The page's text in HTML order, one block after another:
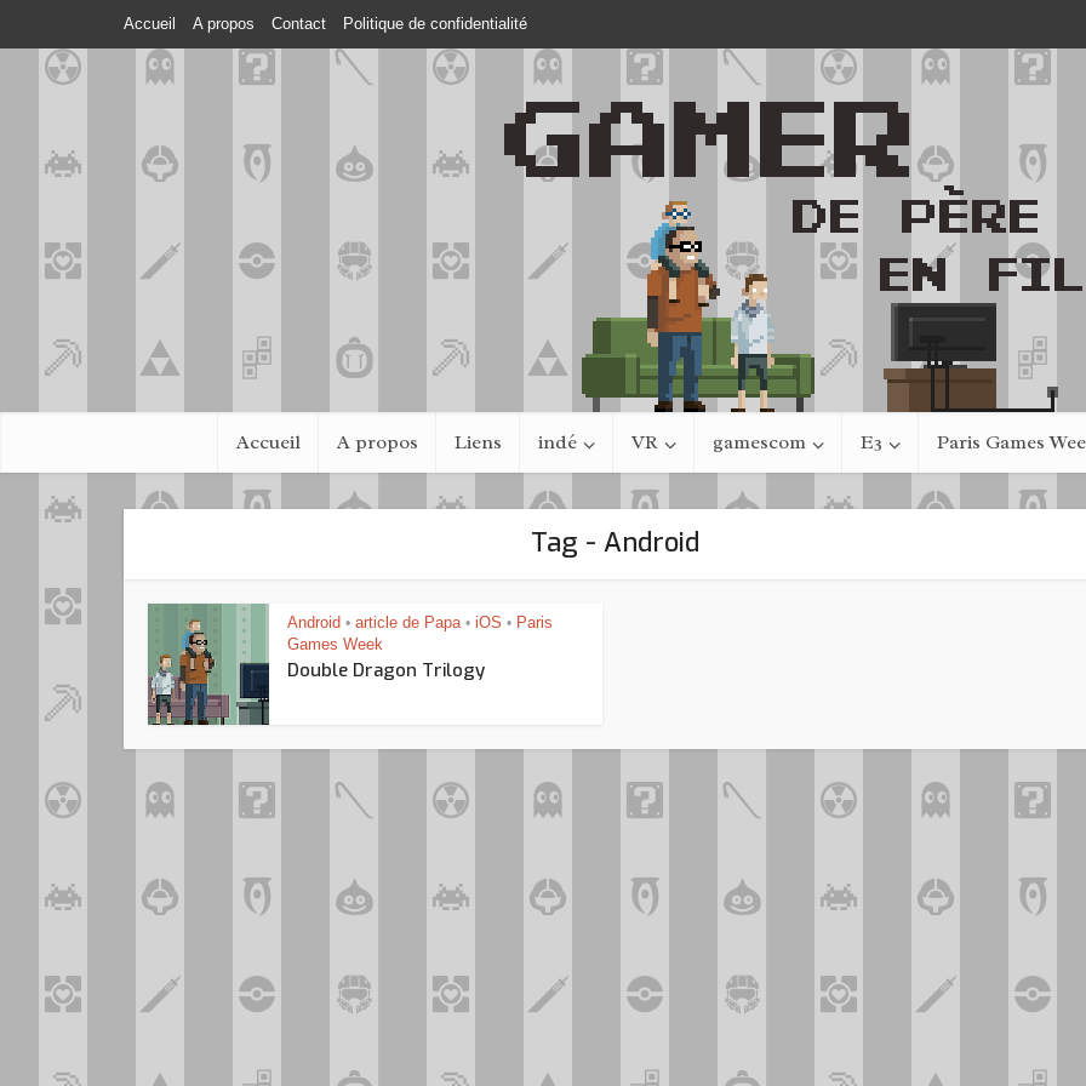
Accueil A propos Contact Politique de confidentialité
Accueil A propos Liens indé VR gamescom E3 Paris Games
Tag - Android
Android • article de Papa • iOS • Paris
Games Week
Double Dragon Trilogy
Looking for Fael
Assassin’s Creed Black